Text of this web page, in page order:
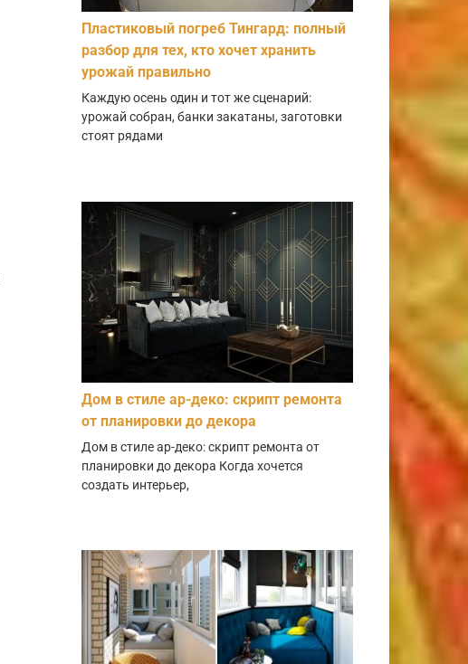
Пластиковый погреб Тингард: полный
разбор для тех, кто хочет хранить
урожай правильно
Каждую осень один и тот же сценарий:
урожай собран, банки закатаны, заготовки
стоят рядами
Дом в стиле ар-деко: скрипт ремонта
от планировки до декора
Дом в стиле ар-деко: скрипт ремонта от
планировки до декора Когда хочется
создать интерьер,